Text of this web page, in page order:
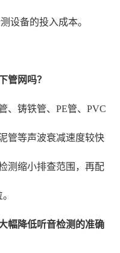
设备的投入成本。
管网吗？
、铸铁管、PE管、PVC
管等声波衰减速度较快
测缩小排查范围，再配
幅降低听音检测的准确